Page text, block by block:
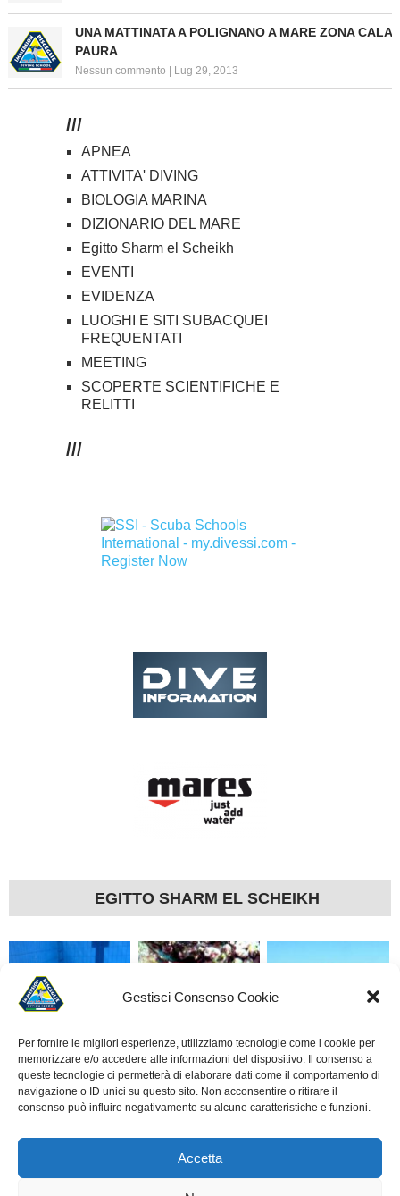
Gestisci Consenso Cookie
Per fornire le migliori esperienze, utilizziamo tecnologie come i cookie per
memorizzare e/o accedere alle informazioni del dispositivo. Il consenso a
queste tecnologie ci permetterà di elaborare dati come il comportamento di
navigazione o ID unici su questo sito. Non acconsentire o ritirare il
consenso può influire negativamente su alcune caratteristiche e funzioni.
Accetta
UNA MATTINATA A POLIGNANO A MARE ZONA CALA
PAURA
Nessun commento Lug 29, 2013
///
APNEA
ATTIVITA' DIVING
BIOLOGIA MARINA
DIZIONARIO DEL MARE
Egitto Sharm el Scheikh
EVENTI
EVIDENZA
LUOGHI E SITI SUBACQUEI
FREQUENTATI
MEETING
SCOPERTE SCIENTIFICHE E
RELITTI
///
EGITTO SHARM EL SCHEIKH
LA SUBACQUEA È
SCUOLA
ROTOCALCO DI UN
ANNO
ALLIEVI CORSO OPEN
– IMMERSIONE A
BISCEGLIE